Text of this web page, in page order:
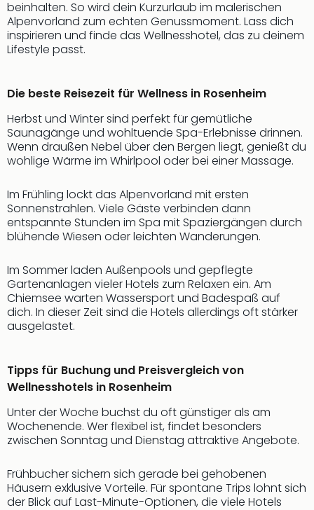
beinhalten. So wird dein Kurzurlaub im malerischen
Alpenvorland zum echten Genussmoment. Lass dich
inspirieren und finde das Wellnesshotel, das zu deinem
Lifestyle passt.
Die beste Reisezeit für Wellness in Rosenheim
Herbst und Winter sind perfekt für gemütliche
Saunagänge und wohltuende Spa-Erlebnisse drinnen.
Wenn draußen Nebel über den Bergen liegt, genießt du
wohlige Wärme im Whirlpool oder bei einer Massage.
Im Frühling lockt das Alpenvorland mit ersten
Sonnenstrahlen. Viele Gäste verbinden dann
entspannte Stunden im Spa mit Spaziergängen durch
blühende Wiesen oder leichten Wanderungen.
Im Sommer laden Außenpools und gepflegte
Gartenanlagen vieler Hotels zum Relaxen ein. Am
Chiemsee warten Wassersport und Badespaß auf
dich. In dieser Zeit sind die Hotels allerdings oft stärker
ausgelastet.
Tipps für Buchung und Preisvergleich von
Wellnesshotels in Rosenheim
Unter der Woche buchst du oft günstiger als am
Wochenende. Wer flexibel ist, findet besonders
zwischen Sonntag und Dienstag attraktive Angebote.
Frühbucher sichern sich gerade bei gehobenen
Häusern exklusive Vorteile. Für spontane Trips lohnt sich
der Blick auf Last-Minute-Optionen, die viele Hotels